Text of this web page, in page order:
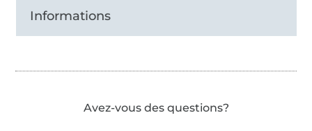
Informations
Avez-vous des questions?